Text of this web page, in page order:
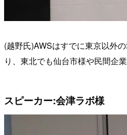
(越野氏)AWSはすでに東京以外
り、東北でも仙台市様や民間企
スピーカー:会津ラボ様